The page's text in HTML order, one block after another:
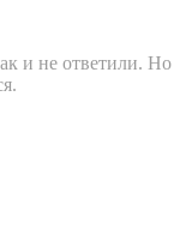
и не ответили. Но